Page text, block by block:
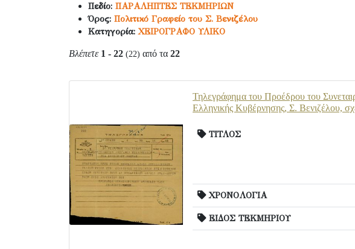
Πεδίο: ΠΑΡΑΛΗΠΤΕΣ ΤΕΚΜΗΡΙΩΝ
Όρος: Πολιτικό Γραφείο του Σ. Βενιζέλου
Κατηγορία:ΧΕΙΡΟΓΡΑΦΟ ΥΛΙΚΟ
Βλέπετε 1 - 22 (22) από τα 22
Τηλεγράφημα του Προέδρου του
Ελληνικής Κυβέρνησης, Σ. Βενιζέλου,
ΤΙΤΛΟΣ
ΧΡΟΝΟΛΟΓΙΑ
ΕΙΔΟΣ ΤΕΚΜΗΡΙΟΥ